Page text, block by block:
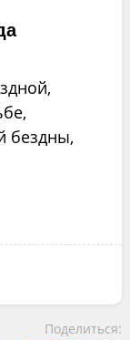
бездны,
Поделиться: